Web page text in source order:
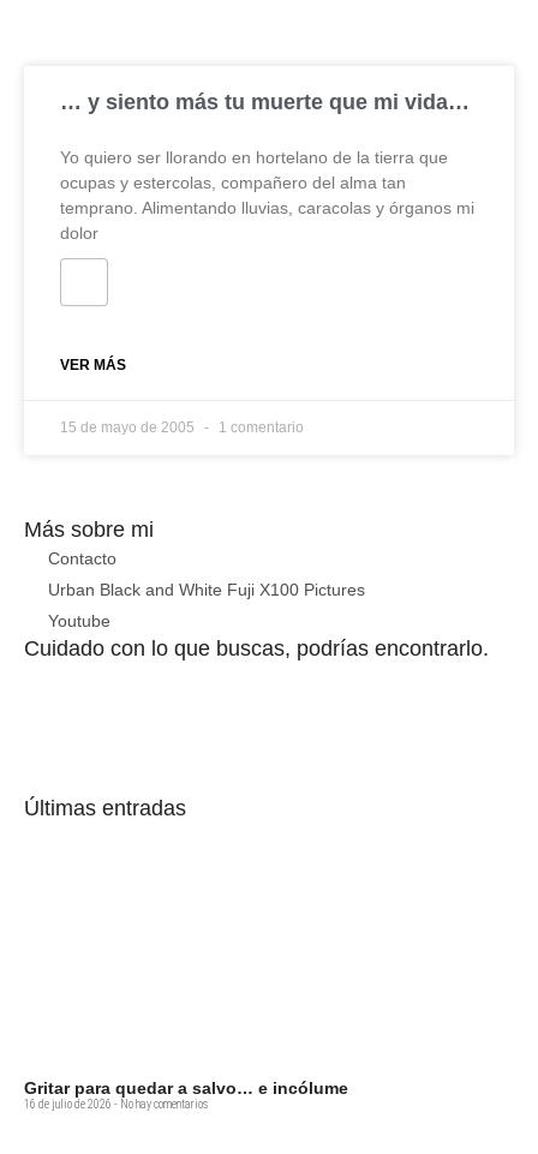
… y siento más tu muerte que mi vida…
Yo quiero ser llorando en hortelano de la tierra que
ocupas y estercolas, compañero del alma tan
temprano. Alimentando lluvias, caracolas y órganos mi
dolor
VER MÁS
15 de mayo de 2005 1 comentario
Más sobre mi
Contacto
Urban Black and White Fuji X100 Pictures
Youtube
Cuidado con lo que buscas, podrías encontrarlo.
Últimas entradas
Gritar para quedar a salvo… e incólume
16 de julio de 2026 No hay comentarios